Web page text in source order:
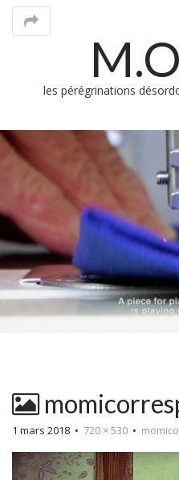
les pérégrinations
1 mars 2018 • 720 × 530 •